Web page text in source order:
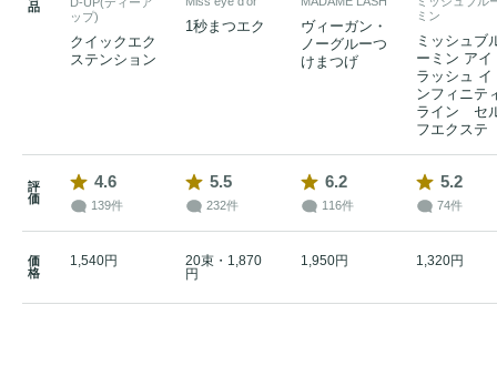
品
ップ)
クイックエク
ステンション
1秒まつエク
ヴィーガン・
ノーグルーつ
けまつげ
ミン
ミッシュブ
ーミン アイ
ラッシュ イ
ンフィニテ
ライン セ
フエクステ
評
価
4.6
139件
5.5
232件
6.2
116件
5.2
74件
価
格
1,540円
20束・1,870
円
1,950円 1,320円